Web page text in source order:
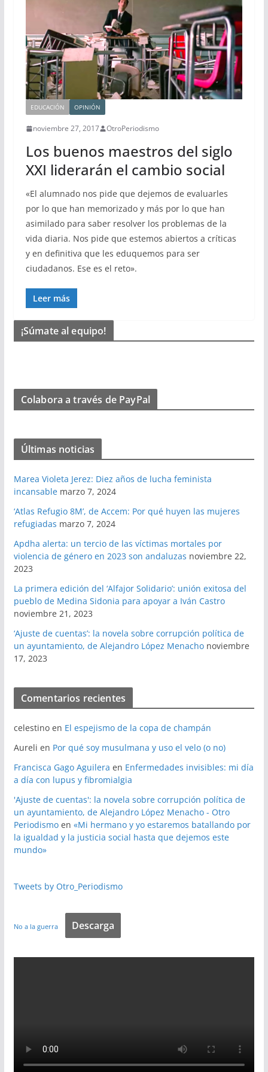
EDUCACIÓN OPINIÓN
noviembre 27, 2017 OtroPeriodismo
Los buenos maestros del siglo
XXI liderarán el cambio social
«El alumnado nos pide que dejemos de evaluarles
por lo que han memorizado y más por lo que han
asimilado para saber resolver los problemas de la
vida diaria. Nos pide que estemos abiertos a críticas
y en definitiva que les eduquemos para ser
ciudadanos. Ese es el reto».
Leer más
¡Súmate al equipo!
Colabora a través de PayPal
Últimas noticias
Marea Violeta Jerez: Diez años de lucha feminista
incansable marzo 7, 2024
‘Atlas Refugio 8M’, de Accem: Por qué huyen las mujeres
refugiadas marzo 7, 2024
Apdha alerta: un tercio de las víctimas mortales por
violencia de género en 2023 son andaluzas noviembre 22,
2023
La primera edición del ‘Alfajor Solidario’: unión exitosa del
pueblo de Medina Sidonia para apoyar a Iván Castro
noviembre 21, 2023
‘Ajuste de cuentas’: la novela sobre corrupción política de
un ayuntamiento, de Alejandro López Menacho noviembre
17, 2023
Comentarios recientes
celestinoen El espejismo de la copa de champán
Aureli en Por qué soy musulmana y uso el velo (o no)
Francisca Gago Aguilera en Enfermedades invisibles: mi día
a día con lupus y fibromialgia
'Ajuste de cuentas': la novela sobre corrupción política de
un ayuntamiento, de Alejandro López Menacho - Otro
Periodismoen «Mi hermano y yo estaremos batallando por
la igualdad y la justicia social hasta que dejemos este
mundo»
Tweets by Otro_Periodismo
No a la guerra Descarga